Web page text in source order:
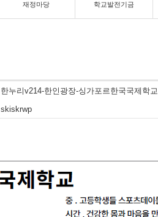
재정마당 학교발전기금
한누리v214-한인광장-싱가포르한국국제학교
skiskrwp